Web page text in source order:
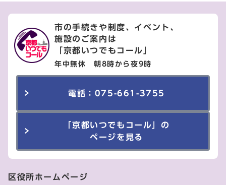
市の手続きや制度、イベント、
施設のご案内は
「京都いつでもコール」
年中無休 朝8時から夜9時
電話：075-661-3755
「京都いつでもコール」の
ページを見る
区役所ホームページ